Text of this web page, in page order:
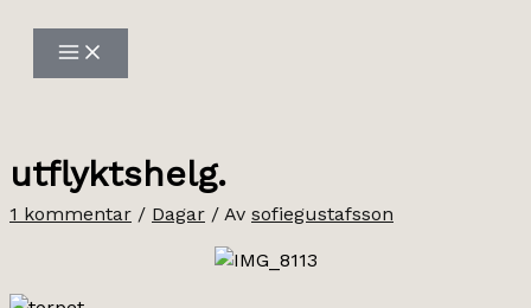
innehåll
utflyktshelg.
1 kommentar / Dagar / Av sofiegustafsson